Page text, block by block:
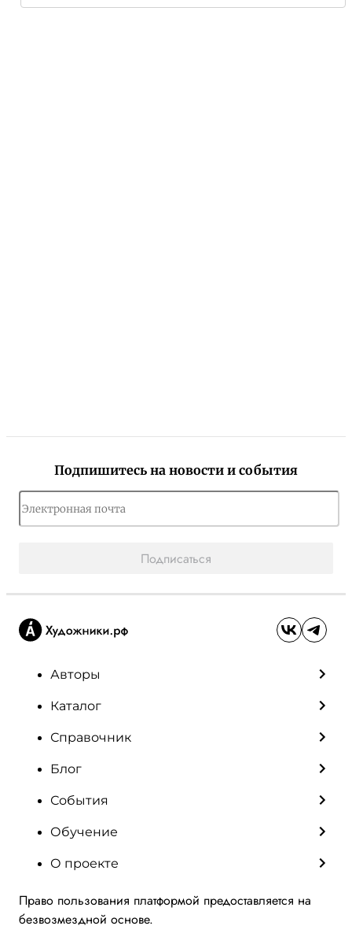
Подпишитесь на новости и события
Подписаться
Авторы
Каталог
Справочник
Блог
События
Обучение
О проекте
Право пользования платформой предоставляется на
безвозмездной основе.